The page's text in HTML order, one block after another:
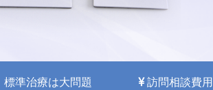
標準治療は大問題 訪問相談費用